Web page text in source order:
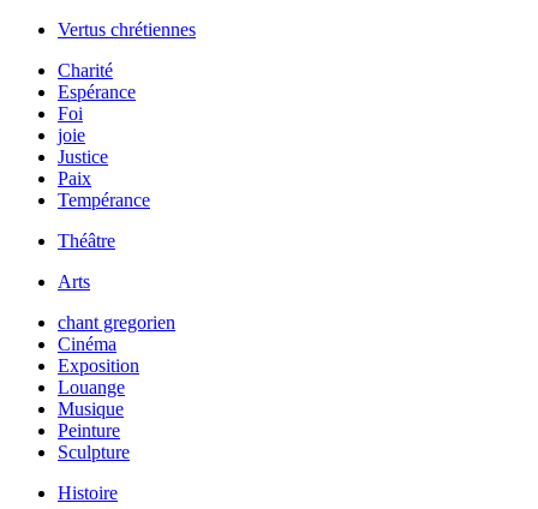
Vertus chrétiennes
Charité
Espérance
Foi
joie
Justice
Paix
Tempérance
Théâtre
Arts
chant gregorien
Cinéma
Exposition
Louange
Musique
Peinture
Sculpture
Histoire